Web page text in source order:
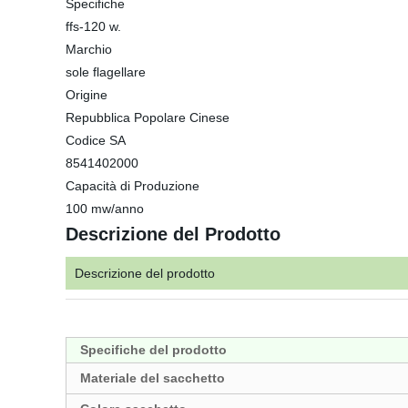
Specifiche
ffs-120 w.
Marchio
sole flagellare
Origine
Repubblica Popolare Cinese
Codice SA
8541402000
Capacità di Produzione
100 mw/anno
Descrizione del Prodotto
Descrizione del prodotto
Specifiche del prodotto
Materiale del sacchetto